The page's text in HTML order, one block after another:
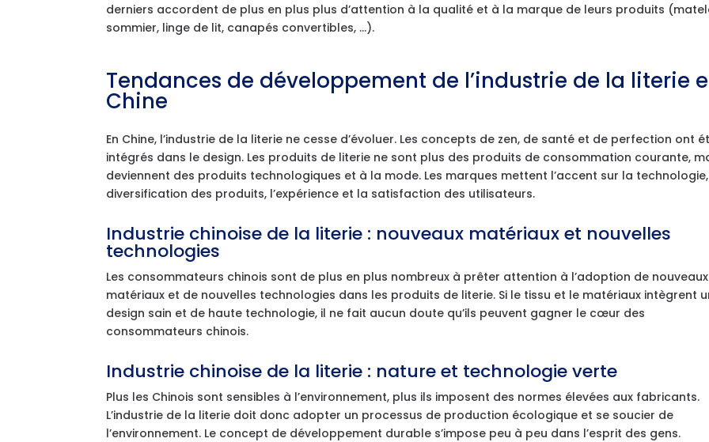
derniers accordent de plus en plus plus d’attention à la qualité et à la marque de leurs produits
sommier, linge de lit, canapés convertibles, …).
Tendances de développement de l’industrie de la literie
Chine
En Chine, l’industrie de la literie ne cesse d’évoluer. Les concepts de zen, de santé et de perfection ont
intégrés dans le design. Les produits de literie ne sont plus des produits de consommation courante,
deviennent des produits technologiques et à la mode. Les marques mettent l’accent sur la
diversification des produits, l’expérience et la satisfaction des utilisateurs.
Industrie chinoise de la literie : nouveaux matériaux et nouvelles
technologies
Les consommateurs chinois sont de plus en plus nombreux à prêter attention à l’adoption de nouveaux
matériaux et de nouvelles technologies dans les produits de literie. Si le tissu et le matériaux intègrent
design sain et de haute technologie, il ne fait aucun doute qu’ils peuvent gagner le cœur des
consommateurs chinois.
Industrie chinoise de la literie : nature et technologie verte
Plus les Chinois sont sensibles à l’environnement, plus ils imposent des normes élevées aux fabricants.
L’industrie de la literie doit donc adopter un processus de production écologique et se soucier de
l’environnement. Le concept de développement durable s’impose peu à peu dans l’esprit des gens.